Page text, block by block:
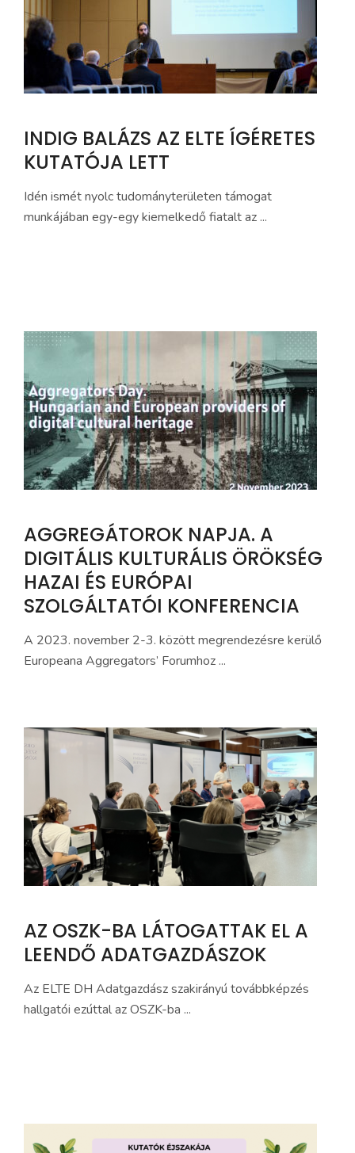
INDIG BALÁZS AZ ELTE ÍGÉRETES
KUTATÓJA LETT
Idén ismét nyolc tudományterületen támogat
munkájában egy-egy kiemelkedő fiatalt az ...
AGGREGÁTOROK NAPJA. A
DIGITÁLIS KULTURÁLIS ÖRÖKSÉG
HAZAI ÉS EURÓPAI
SZOLGÁLTATÓI KONFERENCIA
A 2023. november 2-3. között megrendezésre kerülő
Europeana Aggregators’ Forumhoz ...
AZ OSZK-BA LÁTOGATTAK EL A
LEENDŐ ADATGAZDÁSZOK
Az ELTE DH Adatgazdász szakirányú továbbképzés
hallgatói ezúttal az OSZK-ba ...